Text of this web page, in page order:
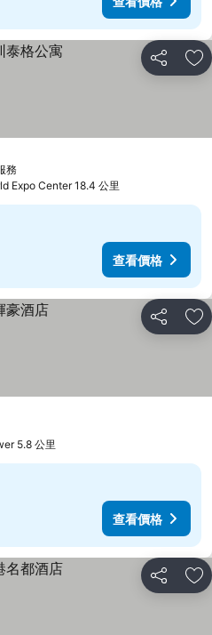
分享 放
務
Expo Center 18.4 公里
查看價格
分享 放
5.8 公里
查看價格
分享 放